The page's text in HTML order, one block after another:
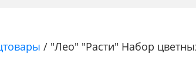
/ "Лео" "Расти" Набор